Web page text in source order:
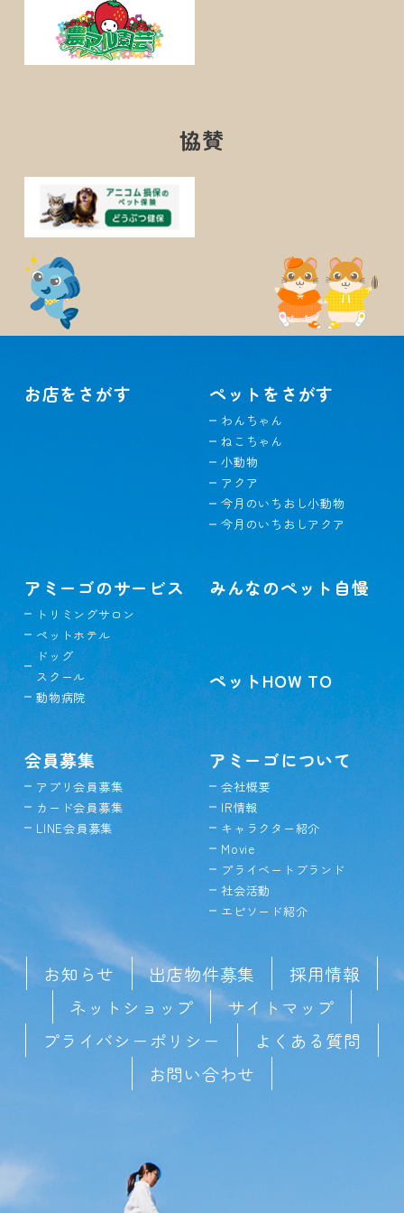
協賛
お店をさがす ペットをさがす
わんちゃん
ねこちゃん
小動物
アクア
今月のいちおし小動物
今月のいちおしアクア
アミーゴのサービス
トリミングサロン
ペットホテル
ドッグ
スクール
動物病院
みんなのペット自慢
ペットHOW TO
会員募集
アプリ会員募集
カード会員募集
LINE会員募集
アミーゴについて
会社概要
IR情報
キャラクター紹介
Movie
プライベートブランド
社会活動
エピソード紹介
お知らせ 出店物件募集
採用情報
ネットショップ
サイトマップ
プライバシーポリシー
よくある質問
お問い合わせ